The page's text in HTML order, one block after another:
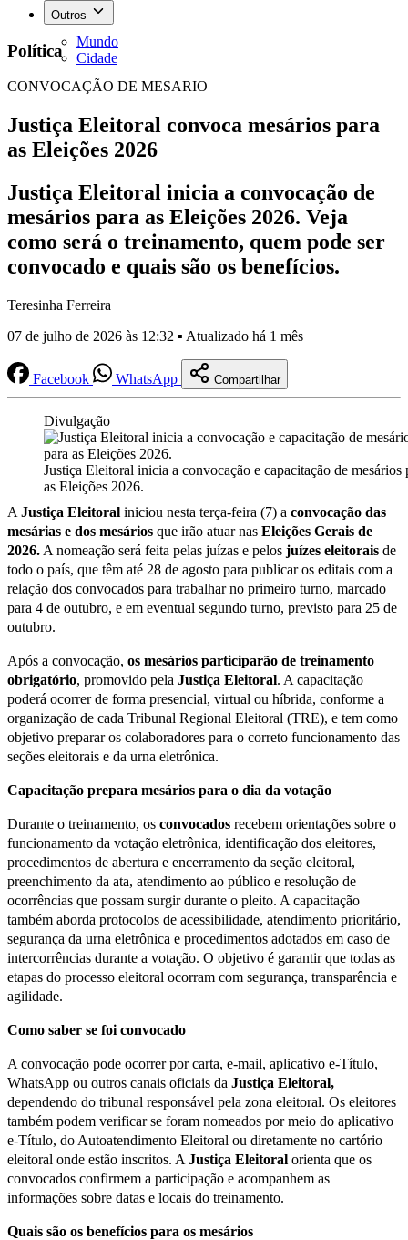
Outros
Mundo
Cidade
Política
CONVOCAÇÃO DE MESARIO
Justiça Eleitoral convoca mesários para
as Eleições 2026
Justiça Eleitoral inicia a convocação de
mesários para as Eleições 2026. Veja
como será o treinamento, quem pode ser
convocado e quais são os benefícios.
Teresinha Ferreira
07 de julho de 2026 às 12:32 ▪ Atualizado há 1 mês
Facebook WhatsApp Compartilhar
Divulgação
Justiça Eleitoral inicia a convocação e capacitação de mesários
as Eleições 2026.
A Justiça Eleitoral iniciou nesta terça-feira (7) a convocação das
mesárias e dos mesários que irão atuar nas Eleições Gerais de
2026. A nomeação será feita pelas juízas e pelos juízes eleitorais de
todo o país, que têm até 28 de agosto para publicar os editais com a
relação dos convocados para trabalhar no primeiro turno, marcado
para 4 de outubro, e em eventual segundo turno, previsto para 25 de
outubro.
Após a convocação, os mesários participarão de treinamento
obrigatório, promovido pela Justiça Eleitoral. A capacitação
poderá ocorrer de forma presencial, virtual ou híbrida, conforme a
organização de cada Tribunal Regional Eleitoral (TRE), e tem como
objetivo preparar os colaboradores para o correto funcionamento das
seções eleitorais e da urna eletrônica.
Capacitação prepara mesários para o dia da votação
Durante o treinamento, os convocados recebem orientações sobre o
funcionamento da votação eletrônica, identificação dos eleitores,
procedimentos de abertura e encerramento da seção eleitoral,
preenchimento da ata, atendimento ao público e resolução de
ocorrências que possam surgir durante o pleito. A capacitação
também aborda protocolos de acessibilidade, atendimento prioritário,
segurança da urna eletrônica e procedimentos adotados em caso de
intercorrências durante a votação. O objetivo é garantir que todas as
etapas do processo eleitoral ocorram com segurança, transparência e
agilidade.
Como saber se foi convocado
A convocação pode ocorrer por carta, e-mail, aplicativo e-Título,
WhatsApp ou outros canais oficiais da Justiça Eleitoral,
dependendo do tribunal responsável pela zona eleitoral. Os eleitores
também podem verificar se foram nomeados por meio do aplicativo
e-Título, do Autoatendimento Eleitoral ou diretamente no cartório
eleitoral onde estão inscritos. A Justiça Eleitoral orienta que os
convocados confirmem a participação e acompanhem as
informações sobre datas e locais do treinamento.
Quais são os benefícios para os mesários